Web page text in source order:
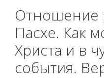
Отношение
Пасхе. Как
Христа и в
события.